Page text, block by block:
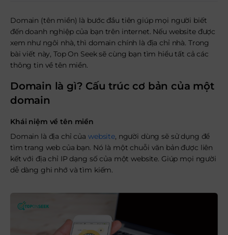
Domain (tên miền) là bước đầu tiên giúp mọi người biết
đến doanh nghiệp của bạn trên internet. Nếu website được
xem như ngôi nhà, thì domain chính là địa chỉ nhà. Trong
bài viết này, Top On Seek sẽ cùng bạn tìm hiểu tất cả các
thông tin về tên miền.
Domain là gì? Cấu trúc cơ bản của một
domain
Khái niệm về tên miền
Domain là địa chỉ của website, người dùng sẽ sử dụng để
tìm trang web của bạn. Nó là một chuỗi văn bản được liên
kết với địa chỉ IP dạng số của một website. Giúp mọi người
dễ dàng ghi nhớ và tìm kiếm.